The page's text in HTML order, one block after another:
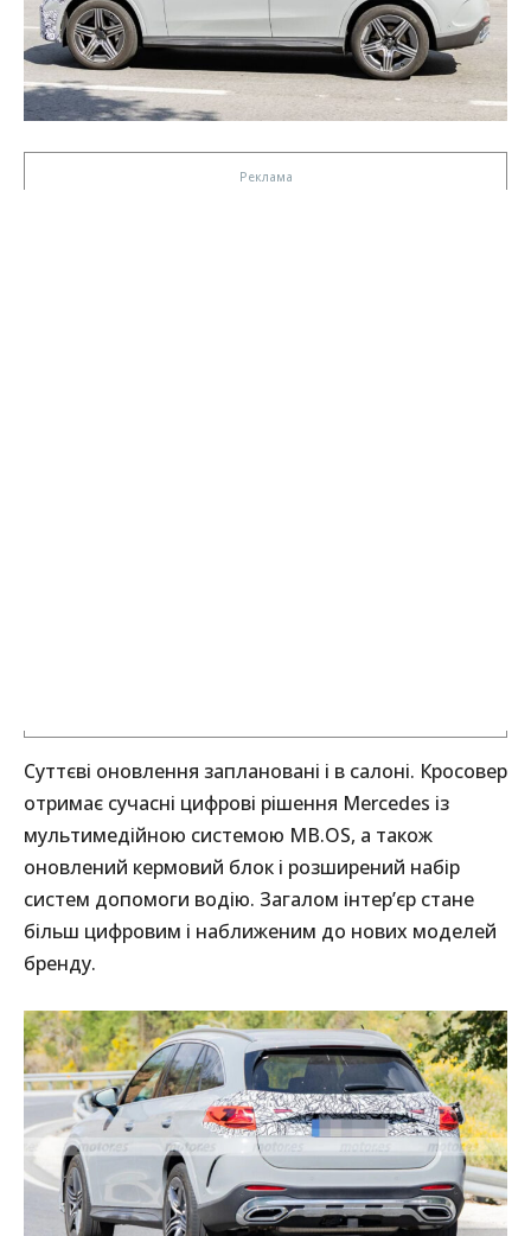
Суттєві оновлення заплановані і в салоні. Кросовер
отримає сучасні цифрові рішення Mercedes із
мультимедійною системою MB.OS, а також
оновлений кермовий блок і розширений набір
систем допомоги водію. Загалом інтер’єр стане
більш цифровим і наближеним до нових моделей
бренду.